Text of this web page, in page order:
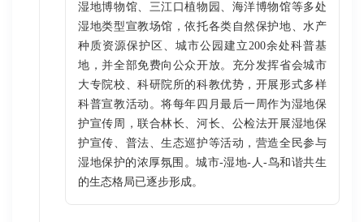
湿地博物馆、三江口植物园、海洋博物馆等多处
湿地类型宣教场馆，依托各类自然保护地、水产
种质资源保护区、城市公园建立200余处科普基
地，并全部免费向公众开放。充分发挥省会城市
大专院校、科研院所的科教优势，开展形式多样
科普宣教活动。将每年四月最后一周作为湿地保
护宣传周，联合林长、河长、公检法开展湿地保
护宣传、普法、生态巡护等活动，营造全民参与
湿地保护的浓厚氛围。城市-湿地-人-鸟和谐共生
的生态格局已逐步形成。